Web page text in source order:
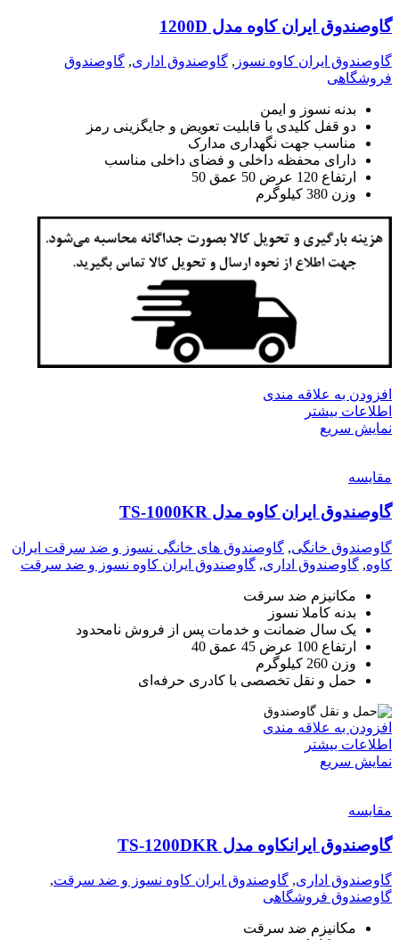
گاوصندوق ایران کاوه مدل 1200D
گاوصندوق ایران کاوه نسوز , گاوصندوق اداری, گاوصندوق
فروشگاهی
بدنه نسوز و ایمن
دو قفل کلیدی با قابلیت تعویض و جایگزینی رمز
مناسب جهت نگهداری مدارک
دارای محفظه داخلی و فضای داخلی مناسب
ارتفاع 120 عرض 50 عمق 50
وزن 380 کیلوگرم
افزودن به علاقه مندی
اطلاعات بیشتر
نمایش سریع
مقايسه
گاوصندوق ایران کاوه مدل TS-1000KR
گاوصندوق خانگی, گاوصندوق های خانگی نسوز و ضد سرقت ایران
کاوه, گاوصندوق اداری, گاوصندوق ایران کاوه نسوز و ضد سرقت
مکانیزم ضد سرقت
بدنه کاملا نسوز
یک سال ضمانت و خدمات پس از فروش نامحدود
ارتفاع 100 عرض 45 عمق 40
وزن 260 کیلوگرم
حمل و نقل تخصصی با کادری حرفه‌ای
افزودن به علاقه مندی
اطلاعات بیشتر
نمایش سریع
مقايسه
گاوصندوق ایرانکاوه مدل TS-1200DKR
گاوصندوق اداری, گاوصندوق ایران کاوه نسوز و ضد سرقت,
گاوصندوق فروشگاهی
مکانیزم ضد سرقت